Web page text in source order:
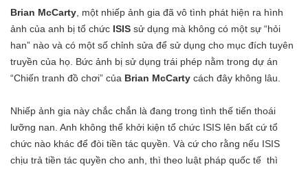
Brian McCarty , một nhiếp ảnh gia đã vô tình phát hiện ra hình
ảnh của anh bị tổ chức ISIS sử dụng mà không có một sự “hỏi
han” nào và có một số chỉnh sửa để sử dụng cho mục đích tuyên
truyền của họ. Bức ảnh bị sử dụng trái phép nằm trong dự án
“Chiến tranh đồ chơi” của Brian McCarty cách đây không lâu.
Nhiếp ảnh gia này chắc chắn là đang trong tình thế tiến thoái
lưỡng nan. Anh không thể khởi kiện tổ chức ISIS lên bất cứ tổ
chức nào khác để đòi tiền tác quyền. Và cứ cho rằng nếu ISIS
chịu trả tiền tác quyền cho anh, thì theo luật pháp quốc tế thì